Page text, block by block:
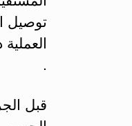
توصيل
العملية
.
قبل